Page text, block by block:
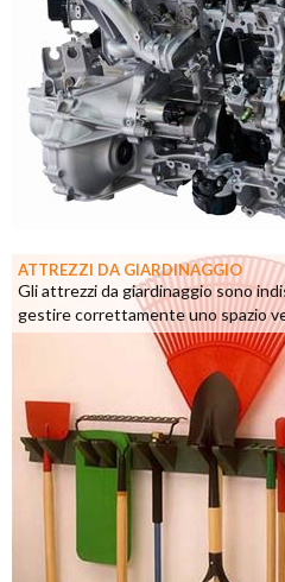
ATTREZZI DA GIARDINAGGIO
Gli attrezzi da giardinaggio sono
gestire correttamente uno spazio